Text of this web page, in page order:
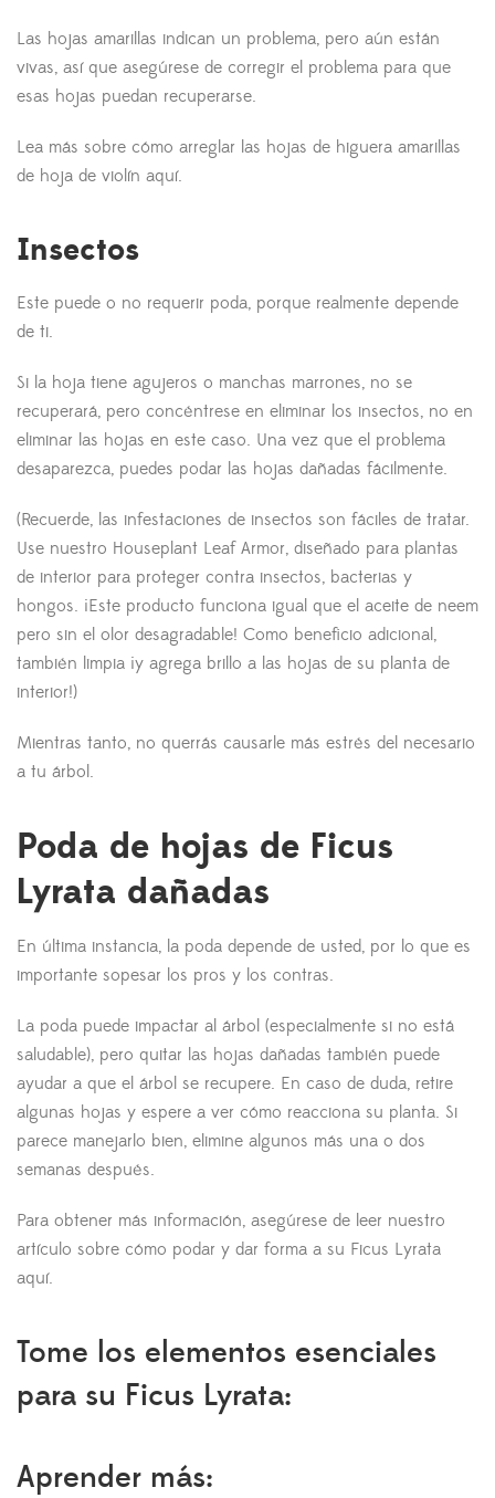
Las hojas amarillas indican un problema, pero aún están
vivas, así que asegúrese de corregir el problema para que
esas hojas puedan recuperarse.
Lea más sobre cómo arreglar las hojas de higuera amarillas
de hoja de violín aquí.
Insectos
Este puede o no requerir poda, porque realmente depende
de ti.
Si la hoja tiene agujeros o manchas marrones, no se
recuperará, pero concéntrese en eliminar los insectos, no en
eliminar las hojas en este caso. Una vez que el problema
desaparezca, puedes podar las hojas dañadas fácilmente.
(Recuerde, las infestaciones de insectos son fáciles de tratar.
Use nuestro Houseplant Leaf Armor, diseñado para plantas
de interior para proteger contra insectos, bacterias y
hongos. ¡Este producto funciona igual que el aceite de neem
pero sin el olor desagradable! Como beneficio adicional,
también limpia ¡y agrega brillo a las hojas de su planta de
interior!)
Mientras tanto, no querrás causarle más estrés del necesario
a tu árbol.
Poda de hojas de Ficus
Lyrata dañadas
En última instancia, la poda depende de usted, por lo que es
importante sopesar los pros y los contras.
La poda puede impactar al árbol (especialmente si no está
saludable), pero quitar las hojas dañadas también puede
ayudar a que el árbol se recupere. En caso de duda, retire
algunas hojas y espere a ver cómo reacciona su planta. Si
parece manejarlo bien, elimine algunos más una o dos
semanas después.
Para obtener más información, asegúrese de leer nuestro
artículo sobre cómo podar y dar forma a su Ficus Lyrata
aquí.
Tome los elementos esenciales
para su Ficus Lyrata:
Aprender más: